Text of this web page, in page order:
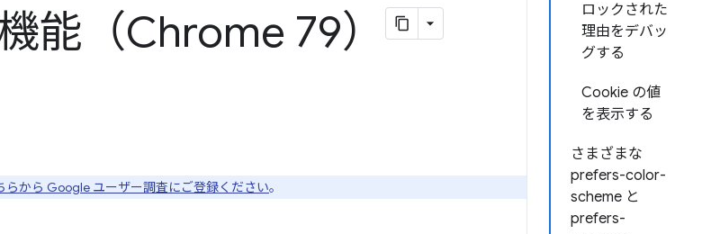
ロックされた
理由をデバッ
グする
Cookie の値
を表示する
さまざまな
prefers-color-
scheme と
prefers-
能（Chrome 79）
らから Google ユーザー調査にご登録ください。